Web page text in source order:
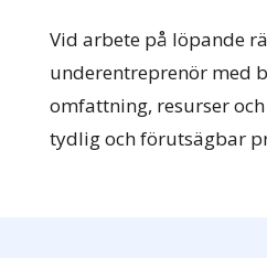
Vid arbete på löpande
underentreprenör med
omfattning, resurser
tydlig och förutsägbar